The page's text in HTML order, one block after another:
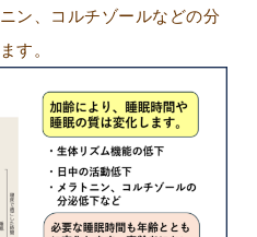
ン、コルチゾールなどの分
す。